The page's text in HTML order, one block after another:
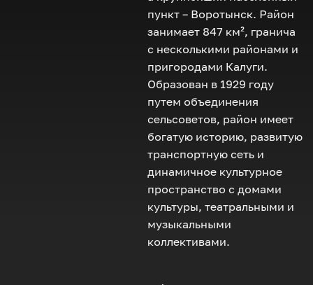
пункт – Воротынск. Район
занимает 847 км², гранича
с несколькими районами и
пригородами Калуги.
Образован в 1929 году
путем объединения
сельсоветов, район имеет
богатую историю, развитую
транспортную сеть и
динамичное культурное
пространство с домами
культуры, театральными и
музыкальными
коллективами.